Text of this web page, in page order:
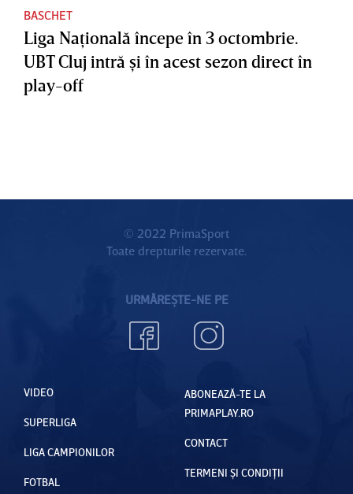
BASCHET
Liga Naţională începe în 3 octombrie.
UBT Cluj intră şi în acest sezon direct în
play-off
© 2022 PrimaSport
Toate drepturile rezervate.
URMĂREȘTE-NE PE
VIDEO
SUPERLIGA
LIGA CAMPIONILOR
FOTBAL
ABONEAZĂ-TE LA
PRIMAPLAY.RO
CONTACT
TERMENI ȘI CONDIȚII